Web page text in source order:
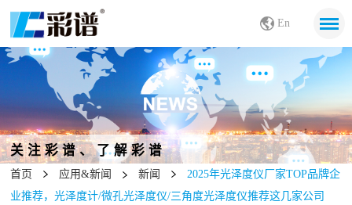
En
关注彩谱、了解彩谱
首页 应用&新闻 新闻
2025年光泽度仪厂家TOP品牌企
业推荐，光泽度计/微孔光泽度仪/三角度光泽度仪推荐这几家公司